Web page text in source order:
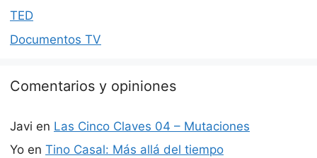
TED
Documentos TV
Comentarios y opiniones
Javi en Las Cinco Claves 04 – Mutaciones
Yo en Tino Casal: Más allá del tiempo